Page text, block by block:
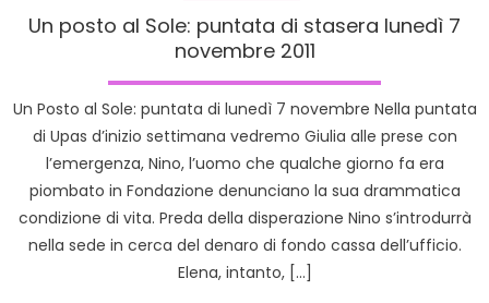
Un posto al Sole: puntata di stasera lunedì 7
novembre 2011
Un Posto al Sole: puntata di lunedì 7 novembre Nella puntata
di Upas d’inizio settimana vedremo Giulia alle prese con
l’emergenza, Nino, l’uomo che qualche giorno fa era
piombato in Fondazione denunciano la sua drammatica
condizione di vita. Preda della disperazione Nino s’introdurrà
nella sede in cerca del denaro di fondo cassa dell’ufficio.
Elena, intanto, […]